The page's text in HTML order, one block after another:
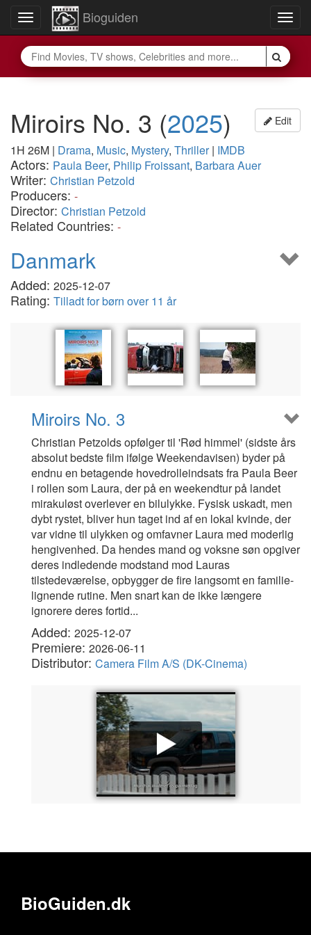
Toggle
navigation
Bioguiden
Edit
Miroirs No. 3 (2025)
1H 26M | Drama, Music, Mystery, Thriller| IMDB
Actors: Paula Beer, Philip Froissant, Barbara Auer
Writer: Christian Petzold
Producers: -
Director: Christian Petzold
Related Countries: -
Danmark
Added: 2025-12-07
Rating: Tilladt for børn over 11 år
Miroirs No. 3
Christian Petzolds opfølger til 'Rød himmel' (sidste års
absolut bedste film ifølge Weekendavisen) byder på
endnu en betagende hovedrolleindsats fra Paula Beer
i rollen som Laura, der på en weekendtur på landet
mirakuløst overlever en bilulykke. Fysisk uskadt, men
dybt rystet, bliver hun taget ind af en lokal kvinde, der
var vidne til ulykken og omfavner Laura med moderlig
hengivenhed. Da hendes mand og voksne søn opgiver
deres indledende modstand mod Lauras
tilstedeværelse, opbygger de fire langsomt en familie-
lignende rutine. Men snart kan de ikke længere
ignorere deres fortid...
Added: 2025-12-07
Premiere: 2026-06-11
Distributor: Camera Film A/S (DK-Cinema)
BioGuiden.dk